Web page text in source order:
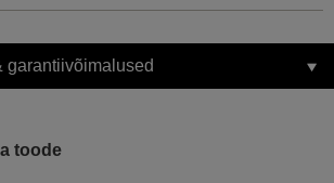
garantiivõimalused
toode